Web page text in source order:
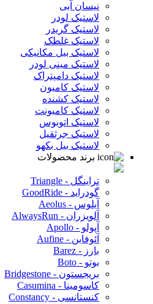
نیسان آبی
لاستیک لودر
لاستیک گریدر
لاستیک غلطک
لاستیک بیل مکانیکی
لاستیک مینی لودر
لاستیک دامپتراک
لاستیک کامیون
لاستیک کشنده
لاستیک کامیونت
لاستیک اتوبوس
لاستیک جرثقیل
لاستیک بیل بکهو
برند محصولات
تراینگل - Triangle
گودراید - GoodRide
آیلوس - Aeolus
آلویزران - AlwaysRun
آپولو - Apollo
آئوفاین - Aufine
بارز - Barez
بوتو - Boto
بریجستون - Bridgestone
کاسومینا - Casumina
کنستانسی - Constancy